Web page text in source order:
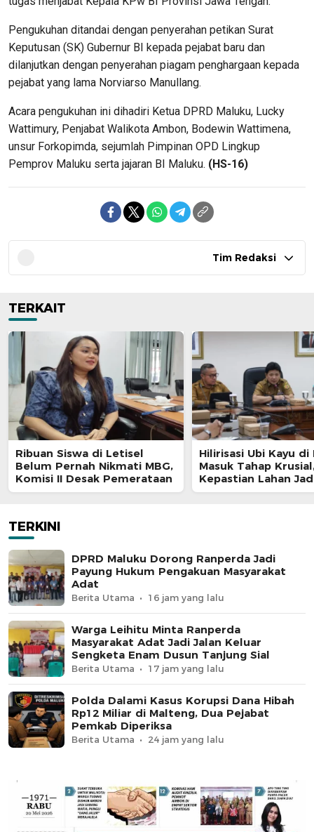
Pengukuhan ditandai dengan penyerahan petikan Surat
Keputusan (SK) Gubernur BI kepada pejabat baru dan
dilanjutkan dengan penyerahan piagam penghargaan kepada
pejabat yang lama Norviarso Manullang.
Acara pengukuhan ini dihadiri Ketua DPRD Maluku, Lucky
Wattimury, Penjabat Walikota Ambon, Bodewin Wattimena,
unsur Forkopimda, sejumlah Pimpinan OPD Lingkup
Pemprov Maluku serta jajaran BI Maluku. (HS-16)
Tim Redaksi
TERKAIT
Ribuan Siswa di Letisel
Belum Pernah Nikmati MBG,
Komisi II Desak Pemerataan
Hilirisasi Ubi Kayu di
Masuk Tahap
Kepastian Lahan
Penentu
TERKINI
DPRD Maluku Dorong Ranperda Jadi
Payung Hukum Pengakuan Masyarakat
Adat
Berita Utama 16 jam yang lalu
Warga Leihitu Minta Ranperda
Masyarakat Adat Jadi Jalan Keluar
Sengketa Enam Dusun Tanjung Sial
Berita Utama 17 jam yang lalu
Polda Dalami Kasus Korupsi Dana Hibah
Rp12 Miliar di Malteng, Dua Pejabat
Pemkab Diperiksa
Berita Utama 24 jam yang lalu